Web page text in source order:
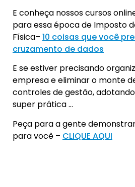
E conheça nossos cursos
para essa época de Imposto
Física– 10 coisas que você
cruzamento de dados
E se estiver precisando
empresa e eliminar o monte
controles de gestão,
super prática …
Peça para a gente
para você – CLIQUE AQUI